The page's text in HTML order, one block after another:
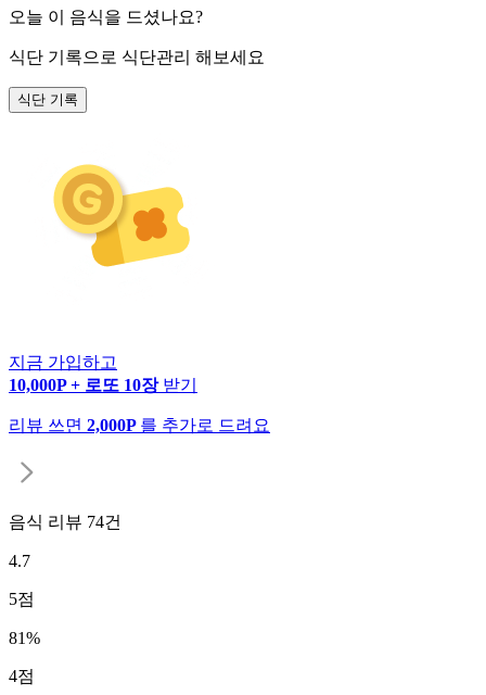
오늘 이 음식을 드셨나요?
식단 기록으로 식단관리 해보세요
식단 기록
지금 가입하고
10,000P + 로또 10장 받기
리뷰 쓰면 2,000P 를 추가로 드려요
음식 리뷰 74건
4.7
5점
81%
4점